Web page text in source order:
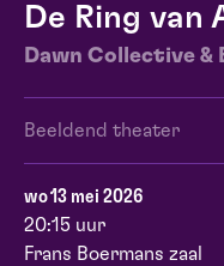
De Ring van
Dawn Collective &
Beeldend theater
wo 13 mei 2026
20:15 uur
Frans Boermans zaal